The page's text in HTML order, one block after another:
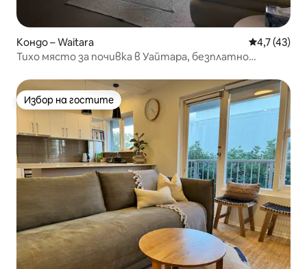
Кондо – Waitara Средна
4,7 (43)
Тихо място за почивка в Уайтара, безплатно
Избор на гостите
Избор на гостите